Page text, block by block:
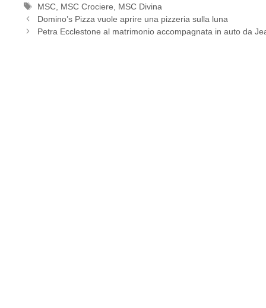
Tag
MSC MSC Crociere
MSC Divina
Domino’s Pizza vuole aprire una pizzeria sulla luna
Petra Ecclestone al matrimonio accompagnata in auto da